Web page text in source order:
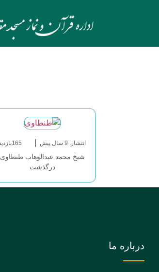
انتشار: 9 سال پیش 165بازدید
شیخ محمد عبدالوهاب طنطاوی
درگذشت
درباره ما